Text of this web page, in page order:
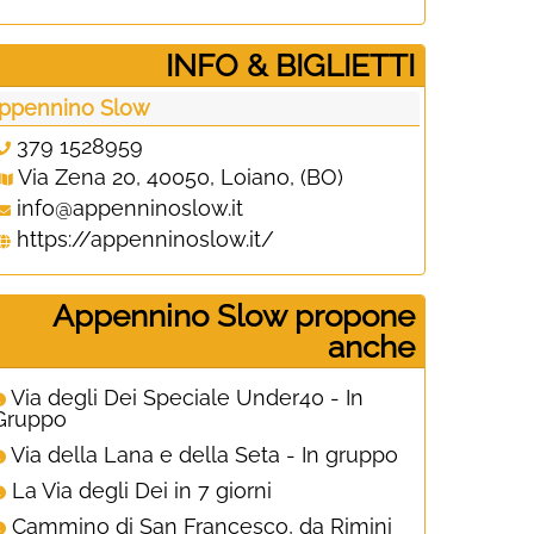
­INFO & BIGLIETTI
Slow
379 1528959
Via Zena 20, 40050, Loiano, (BO)
info@appenninoslow.it
https://appenninoslow.it/
Appennino Slow propone
anche
Via degli Dei Speciale Under40 - In
Via della Lana e della Seta - In gruppo
La Via degli Dei in 7 giorni
Cammino di San Francesco, da Rimini